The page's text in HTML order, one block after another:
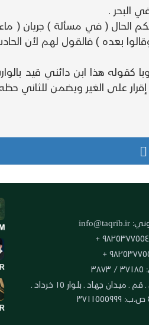
البحر .
( في مسألة ) جريان ( ماء
بعده ) فالقول لهم لأن
هذا ابن دائني قيد
إقرار على الغير ويضمن للثاني
info@taqrib.ir
العنوان: ايران ـ قم ـ ميدان جهاد ـ بلوار ١٥ خرداد ـ